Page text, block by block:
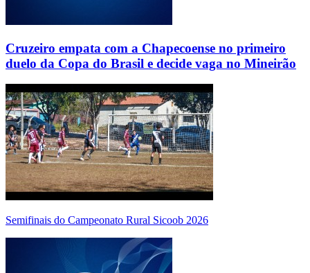
Cruzeiro empata com a Chapecoense no primeiro
duelo da Copa do Brasil e decide vaga no Mineirão
Semifinais do Campeonato Rural Sicoob 2026